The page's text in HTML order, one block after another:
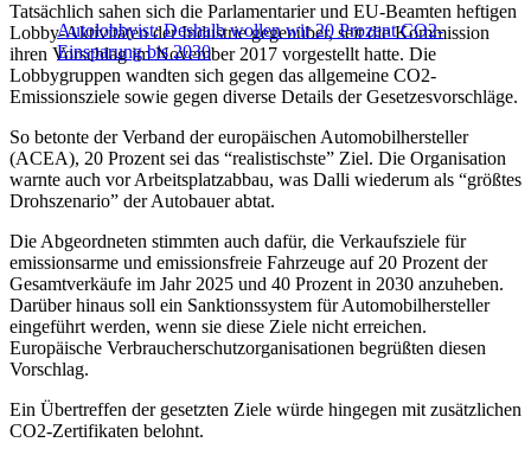
Autolobbyist: Deshalb wollen wir 20 Prozent CO2-
Einsparung bis 2030
Tatsächlich sahen sich die Parlamentarier und EU-Beamten heftigen
Lobby-Aktivitäten der Industrie gegenüber, seit die Kommission
ihren Vorschlag im November 2017 vorgestellt hatte. Die
Lobbygruppen wandten sich gegen das allgemeine CO2-
Emissionsziele sowie gegen diverse Details der Gesetzesvorschläge.
So betonte der Verband der europäischen Automobilhersteller
(ACEA), 20 Prozent sei das “realistischste” Ziel. Die Organisation
warnte auch vor Arbeitsplatzabbau, was Dalli wiederum als “größtes
Drohszenario” der Autobauer abtat.
Die Abgeordneten stimmten auch dafür, die Verkaufsziele für
emissionsarme und emissionsfreie Fahrzeuge auf 20 Prozent der
Gesamtverkäufe im Jahr 2025 und 40 Prozent in 2030 anzuheben.
Darüber hinaus soll ein Sanktionssystem für Automobilhersteller
eingeführt werden, wenn sie diese Ziele nicht erreichen.
Europäische Verbraucherschutzorganisationen begrüßten diesen
Vorschlag.
Ein Übertreffen der gesetzten Ziele würde hingegen mit zusätzlichen
CO2-Zertifikaten belohnt.